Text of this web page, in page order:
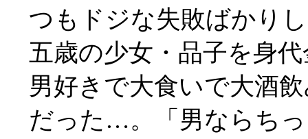
つもドジな失敗ばかり
五歳の少女・品子を身
男好きで大食いで大酒
だった…。「男ならち